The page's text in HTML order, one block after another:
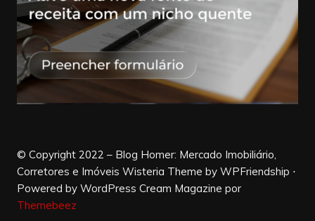
© Copyright 2022 – Blog Homer: Mercado Imobiliário,
Corretores e Imóveis Wisteria Theme by WPFriendship ⋅
Powered by WordPress Cream Magazine por
Themebeez